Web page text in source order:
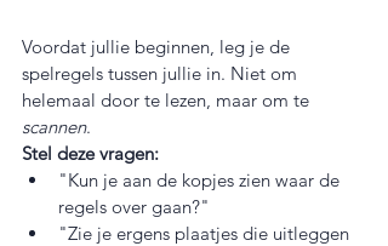
Voordat jullie beginnen, leg je de
spelregels tussen jullie in. Niet om
helemaal door te lezen, maar om te
scannen.
Stel deze vragen:
"Kun je aan de kopjes zien waar de
regels over gaan?"
"Zie je ergens plaatjes die uitleggen